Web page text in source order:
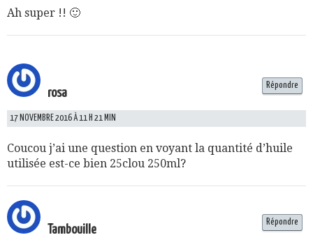
Ah super !! 🙂
rosa
17 NOVEMBRE 2016 À 11 H 21 MIN
Coucou j’ai une question en voyant la quantité d’huile
utilisée est-ce bien 25clou 250ml?
Répondre
Tambouille
Répondre